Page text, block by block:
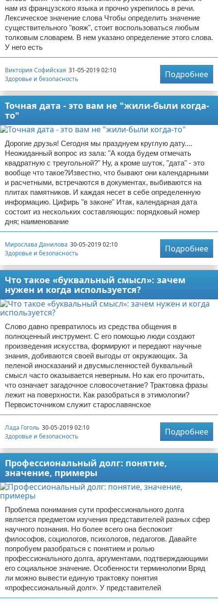
нам из французского языка и прочно укрепилось в речи.
Лексическое значение слова Чтобы определить значение
существительного "вояж", стоит воспользоваться любым
толковым словарем. В нем указано определение этого слова.
У него есть
Виктория Софийская 31-05-2019 02:10
Здоровье и безопасность
Подробнее
Точная дата - это вам не "жили-были когда-
то"
Дорогие друзья! Сегодня мы празднуем круглую дату....
Неожиданный вопрос из зала: "А когда будем отмечать
квадратную с треугольной?" Ну, а кроме шуток, "дата" - это
вообще что такое?Известно, что бывают они календарными
и расчетными, встречаются в документах, выбиваются на
плитах памятников. И каждая несет в себе определенную
информацию. Цифирь "в законе" Итак, календарная дата
состоит из нескольких составляющих: порядковый номер
дня; наименование
Мирослава Данилова 30-05-2019 02:10
Здоровье и безопасность
Подробнее
Что такое «буквальный смысл»: зачем
нужен и когда используется?
Слово давно превратилось из средства общения в
полноценный инструмент. С его помощью люди создают
произведения искусства, формируют и передают научные
знания, добиваются своей выгоды от окружающих. За
пеленой иносказаний и двусмысленностей буквальный
смысл часто оказывается неверным. Но как его прочитать,
что означает загадочное словосочетание? Трактовка фразы
лежит на поверхности. Как разобраться в этимологии?
Первоисточником служит старославянское
Лада Гоголь 30-05-2019 02:10
Здоровье и безопасность
Подробнее
Профессиональный долг: понятие,
значение, примеры
Проблема понимания сути профессионального долга
является предметом изучения представителей разных сфер
научного познания. Но более всего она беспокоит
философов, социологов, психологов, педагогов. Давайте
попробуем разобраться с понятием и ролью
профессионального долга, аргументами, подтверждающими
его социальное значение. Особенности терминологии Вряд
ли можно вывести единую трактовку понятия
«профессиональный долг». У представителей